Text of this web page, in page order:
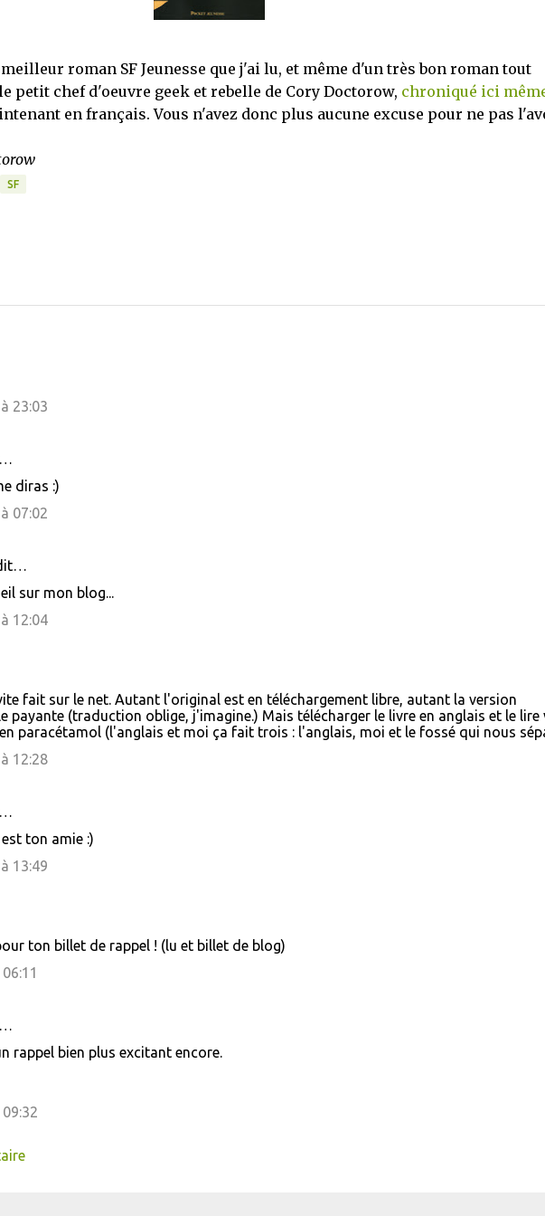
roman SF Jeunesse que j'ai lu, et même d'un très bon roman tout
petit chef d'oeuvre geek et rebelle de Cory Doctorow, chroniqué ici
en français. Vous n'avez donc plus aucune excuse pour ne pas
SF
23:03
diras :)
07:02
sur mon blog...
12:04
fait sur le net. Autant l'original est en téléchargement libre, autant la version
payante (traduction oblige, j'imagine.) Mais télécharger le livre en anglais et le lire
paracétamol (l'anglais et moi ça fait trois : l'anglais, moi et le fossé qui nous
12:28
ton amie :)
13:49
ton billet de rappel ! (lu et billet de blog)
rappel bien plus excitant encore.